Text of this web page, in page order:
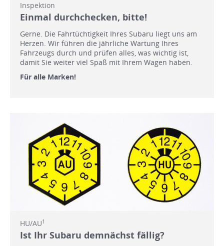
Inspektion
Einmal durchchecken, bitte!
Gerne. Die Fahrtüchtigkeit Ihres Subaru liegt uns am
Herzen. Wir führen die jährliche Wartung Ihres
Fahrzeugs durch und prüfen alles, was wichtig ist,
damit Sie weiter viel Spaß mit Ihrem Wagen haben.
Für alle Marken!
HU/AU1
Ist Ihr Subaru demnächst fällig?